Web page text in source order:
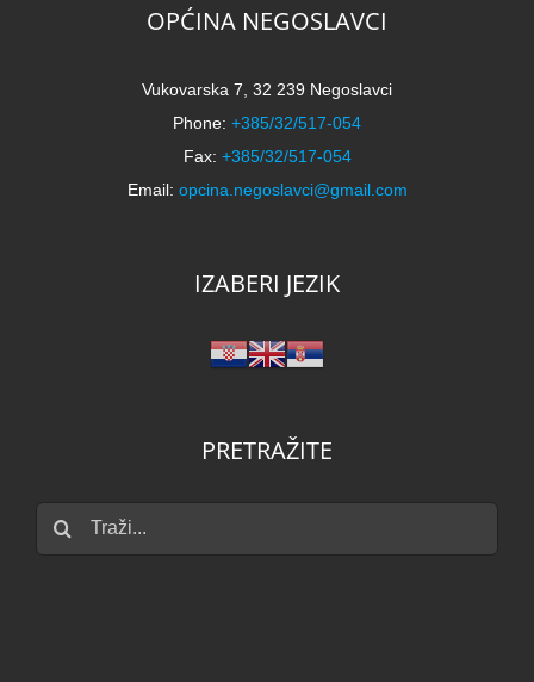
OPĆINA NEGOSLAVCI
Vukovarska 7, 32 239 Negoslavci
Phone: +385/32/517-054
Fax: +385/32/517-054
Email: opcina.negoslavci@gmail.com
IZABERI JEZIK
PRETRAŽITE
Traži...